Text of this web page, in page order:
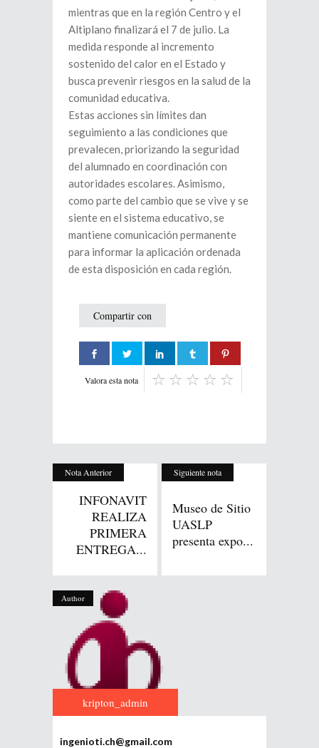
mientras que en la región Centro y el
Altiplano finalizará el 7 de julio. La
medida responde al incremento
sostenido del calor en el Estado y
busca prevenir riesgos en la salud de la
comunidad educativa.
Estas acciones sin límites dan
seguimiento a las condiciones que
prevalecen, priorizando la seguridad
del alumnado en coordinación con
autoridades escolares. Asimismo,
como parte del cambio que se vive y se
siente en el sistema educativo, se
mantiene comunicación permanente
para informar la aplicación ordenada
de esta disposición en cada región.
Compartir con
Valora esta nota
Nota Anterior
INFONAVIT
REALIZA
PRIMERA
ENTREGA...
Siguiente nota
Museo de Sitio
UASLP
presenta expo...
Author
kripton_admin
ingenioti.ch@gmail.com